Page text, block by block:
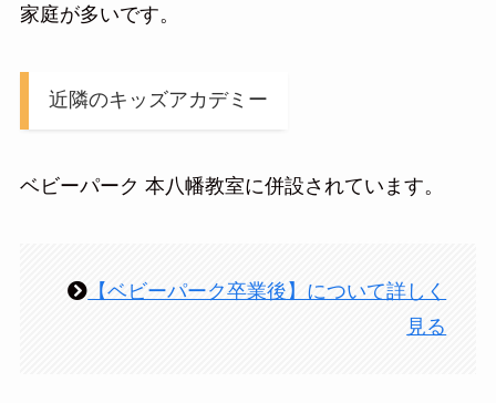
家庭が多いです。
近隣のキッズアカデミー
ベビーパーク 本八幡教室に併設されています。
【ベビーパーク卒業後】について詳しく
見る